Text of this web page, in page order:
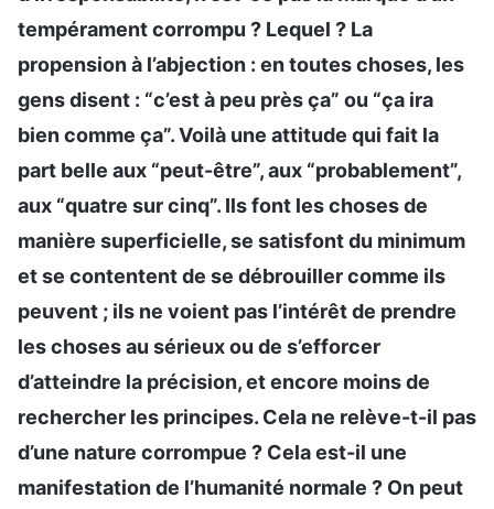
tempérament corrompu ? Lequel ? La
propension à l’abjection : en toutes choses, les
gens disent : “c’est à peu près ça” ou “ça ira
bien comme ça”. Voilà une attitude qui fait la
part belle aux “peut-être”, aux “probablement”,
aux “quatre sur cinq”. Ils font les choses de
manière superficielle, se satisfont du minimum
et se contentent de se débrouiller comme ils
peuvent ; ils ne voient pas l’intérêt de prendre
les choses au sérieux ou de s’efforcer
d’atteindre la précision, et encore moins de
rechercher les principes. Cela ne relève-t-il pas
d’une nature corrompue ? Cela est-il une
manifestation de l’humanité normale ? On peut